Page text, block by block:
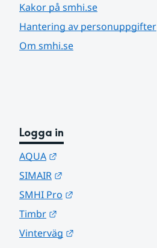
Kakor på smhi.se
Hantering av personuppgifter
Om smhi.se
Logga in
AQUA
SIMAIR
SMHI Pro
Timbr
Vinterväg